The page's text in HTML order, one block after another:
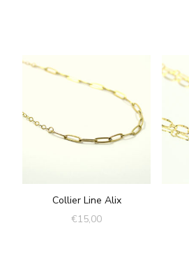
Collier Line Alix
€15,00